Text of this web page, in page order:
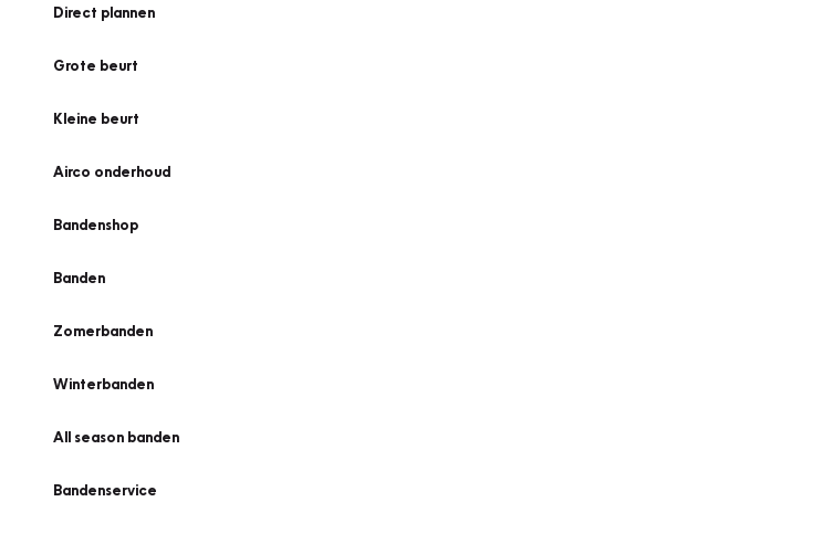
Direct plannen
Grote beurt
Kleine beurt
Airco onderhoud
Bandenshop
Banden
Zomerbanden
Winterbanden
All season banden
Bandenservice